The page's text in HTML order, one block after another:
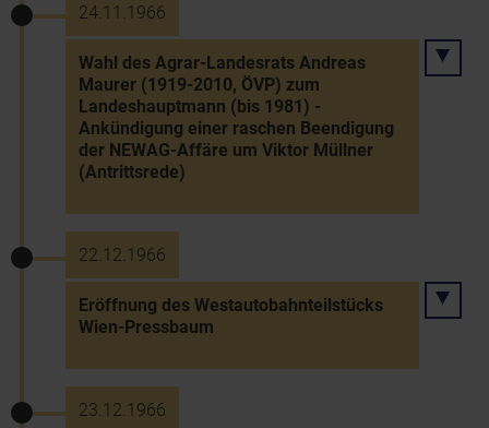
24.11.1966
Wahl des Agrar-Landesrats Andreas
Maurer (1919-2010, ÖVP) zum
Landeshauptmann (bis 1981) -
Ankündigung einer raschen Beendigung
der NEWAG-Affäre um Viktor Müllner
(Antrittsrede)
22.12.1966
Eröffnung des Westautobahnteilstücks
Wien-Pressbaum
23.12.1966